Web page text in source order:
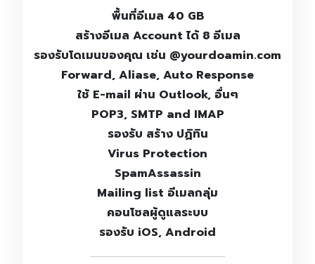
พื้นที่อีเมล 40 GB
สร้างอีเมล Account ได้ 8 อีเมล
รองรับโดเมนของคุณ เช่น @yourdoamin.com
Forward, Aliase, Auto Response
ใช้ E-mail ผ่าน Outlook, อื่นๆ
POP3, SMTP and IMAP
รองรับ สร้าง ปฏิทิน
Virus Protection
SpamAssassin
Mailing list อีเมลกลุ่ม
คอนโซลผู้ดูแลระบบ
รองรับ iOS, Android